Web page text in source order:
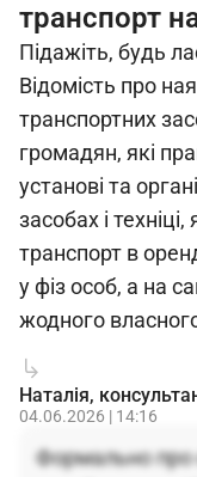
транспорт
Підажіть, будь
Відомість про
транспортних
громадян, які
установі та
засобах і
транспорт в
у фіз особ, а на
жодного
Наталія,
04.06.2026 | 14:16
Формально про